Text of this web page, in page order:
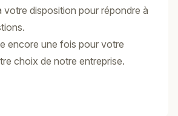
votre disposition pour répondre à
encore une fois pour votre
choix de notre entreprise.